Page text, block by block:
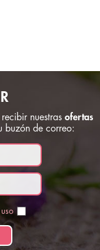
nuestras ofertas
buzón de correo: